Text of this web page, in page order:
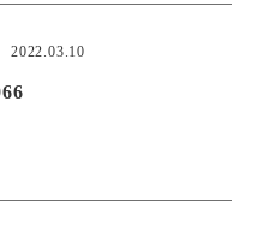
2022.03.10